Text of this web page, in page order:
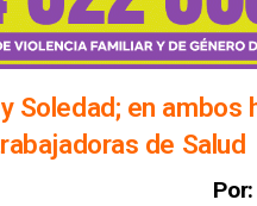
Soledad; en ambos
de Salud